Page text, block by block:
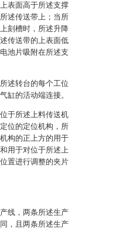
表面高于所述支撑
述传送带上；当所
刻槽时，所述升降
传送带的上表面低
池片吸附在所述支
述转台的每个工位
缸的活动端连接。
于所述上料传送机
位的定位机构，所
构的正上方的用于
用于对位于所述上
置进行调整的夹片
线，两条所述生产
，且两条所述生产